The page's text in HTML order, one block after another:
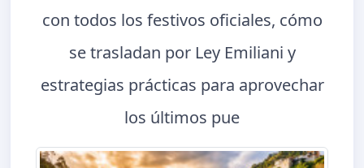
con todos los festivos oficiales, cómo
se trasladan por Ley Emiliani y
estrategias prácticas para aprovechar
los últimos pue